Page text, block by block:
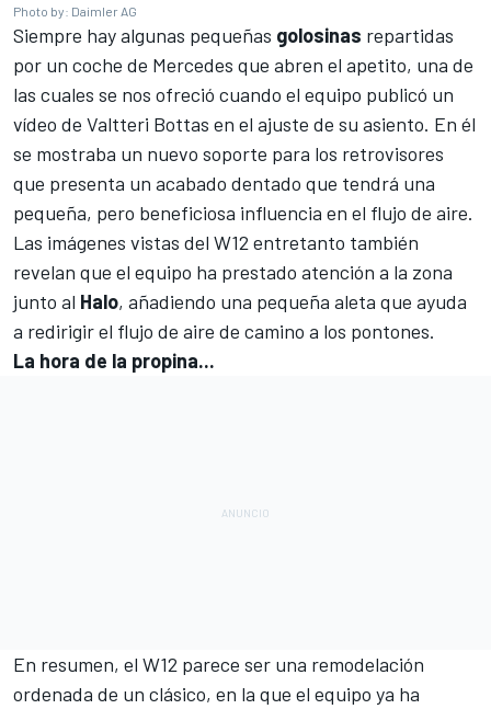
Photo by: Daimler AG
Siempre hay algunas pequeñas golosinas repartidas
por un coche de Mercedes que abren el apetito, una de
las cuales se nos ofreció cuando el equipo publicó un
vídeo de Valtteri Bottas en el ajuste de su asiento. En él
se mostraba un nuevo soporte para los retrovisores
que presenta un acabado dentado que tendrá una
pequeña, pero beneficiosa influencia en el flujo de aire.
Las imágenes vistas del W12 entretanto también
revelan que el equipo ha prestado atención a la zona
junto al Halo, añadiendo una pequeña aleta que ayuda
a redirigir el flujo de aire de camino a los pontones.
La hora de la propina...
En resumen, el W12 parece ser una remodelación
ordenada de un clásico, en la que el equipo ya ha